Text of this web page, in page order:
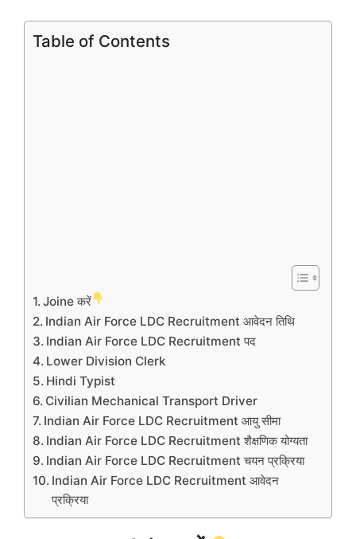
Table of Contents
Joine करें
Indian Air Force LDC Recruitment आवेदन तिथि
Indian Air Force LDC Recruitment पद
Lower Division Clerk
Hindi Typist
Civilian Mechanical Transport Driver
Indian Air Force LDC Recruitment आयु सीमा
Indian Air Force LDC Recruitment शैक्षणिक योग्यता
Indian Air Force LDC Recruitment चयन प्रक्रिया
Indian Air Force LDC Recruitment आवेदन
प्रक्रिया